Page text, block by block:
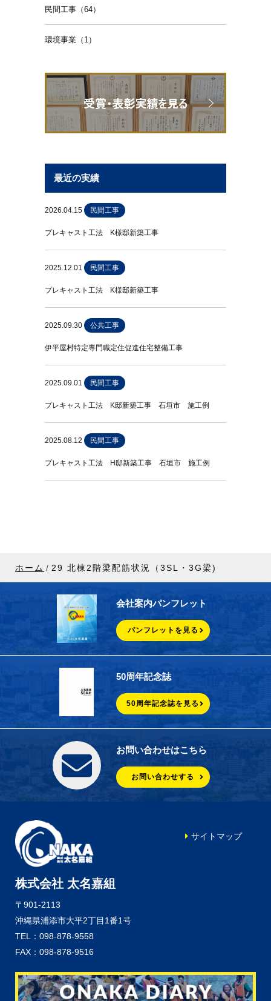
民間工事（64）
環境事業（1）
最近の実績
2026.04.15 民間工事
プレキャスト工法 K様邸新築工事
2025.12.01 民間工事
プレキャスト工法 K様邸新築工事
2025.09.30 公共工事
伊平屋村特定専門職定住促進住宅整備工事
2025.09.01 民間工事
プレキャスト工法 K邸新築工事 石垣市 施工例
2025.08.12 民間工事
プレキャスト工法 H邸新築工事 石垣市 施工例
ホーム 29 北棟2階梁配筋状況（3SL・3G梁)
会社案内パンフレット
パンフレットを見る
50周年記念誌
50周年記念誌を見る
お問い合わせはこちら
お問い合わせする
株式会社 太名嘉組
〒901-2113
沖縄県浦添市大平2丁目1番1号
TEL：098-878-9558
FAX：098-878-9516
サイトマップ